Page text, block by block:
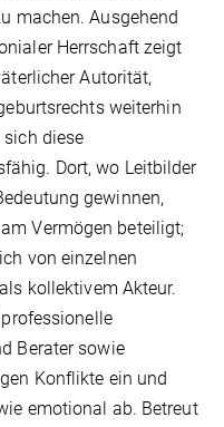
machen. Ausgehend
Herrschaft zeigt
Autorität,
weiterhin
diese
Dort, wo Leitbilder
gewinnen,
Vermögen beteiligt;
von einzelnen
kollektivem Akteur.
Berater sowie
Konflikte ein und
emotional ab. Betreut